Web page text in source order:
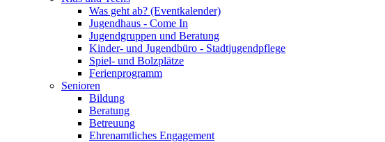
Was geht ab? (Eventkalender)
Jugendhaus - Come In
Jugendgruppen und Beratung
Kinder- und Jugendbüro - Stadtjugendpflege
Spiel- und Bolzplätze
Ferienprogramm
Senioren
Bildung
Beratung
Betreuung
Ehrenamtliches Engagement